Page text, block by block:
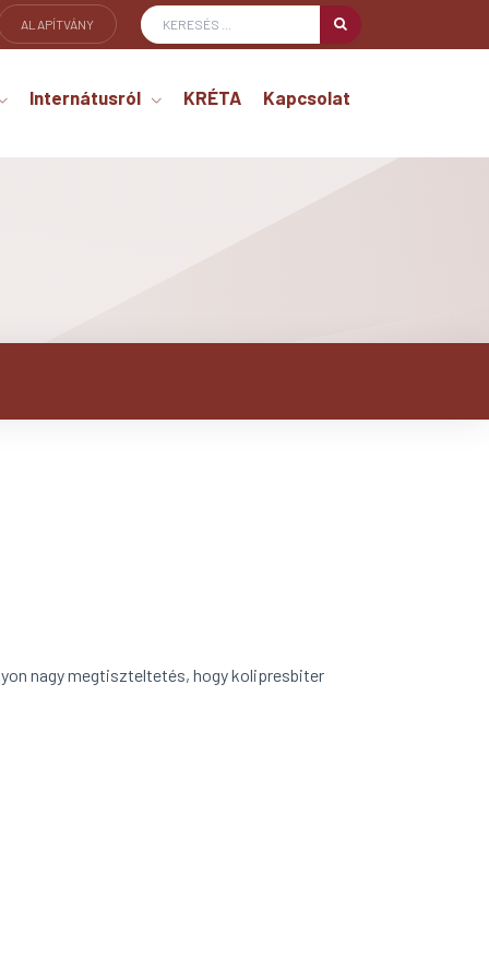
ALAPÍTVÁNY
Internátusról KRÉTA Kapcsolat
nagy megtiszteltetés, hogy kolipresbiter